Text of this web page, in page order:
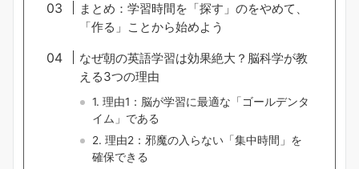
まとめ：学習時間を「探す」のをやめて、
「作る」ことから始めよう
なぜ朝の英語学習は効果絶大？脳科学が教
える3つの理由
1. 理由1：脳が学習に最適な「ゴールデンタ
イム」である
2. 理由2：邪魔の入らない「集中時間」を
確保できる